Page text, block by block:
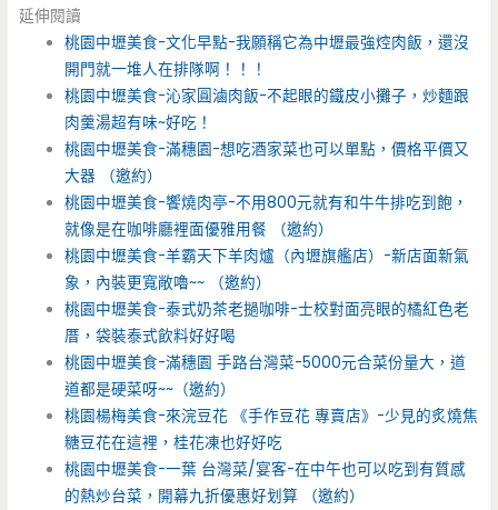
延伸閱讀
桃園中壢美食-文化早點-我願稱它為中壢最強焢肉飯，還沒
開門就一堆人在排隊啊！！！
桃園中壢美食-沁家圓滷肉飯-不起眼的鐵皮小攤子，炒麵跟
肉羹湯超有味~好吃！
桃園中壢美食-滿穗園-想吃酒家菜也可以單點，價格平價又
大器 （邀約）
桃園中壢美食-饗燒肉亭-不用800元就有和牛牛排吃到飽，
就像是在咖啡廳裡面優雅用餐 （邀約）
桃園中壢美食-羊霸天下羊肉爐（內壢旗艦店）-新店面新氣
象，內裝更寬敞嚕~~ （邀約）
桃園中壢美食-泰式奶茶老撾咖啡-士校對面亮眼的橘紅色老
厝，袋裝泰式飲料好好喝
桃園中壢美食-滿穗園 手路台灣菜-5000元合菜份量大，道
道都是硬菜呀~~（邀約）
桃園楊梅美食-來浣豆花 《手作豆花 專賣店》-少見的炙燒焦
糖豆花在這裡，桂花凍也好好吃
桃園中壢美食-一葉 台灣菜/宴客-在中午也可以吃到有質感
的熱炒台菜，開幕九折優惠好划算 （邀約）